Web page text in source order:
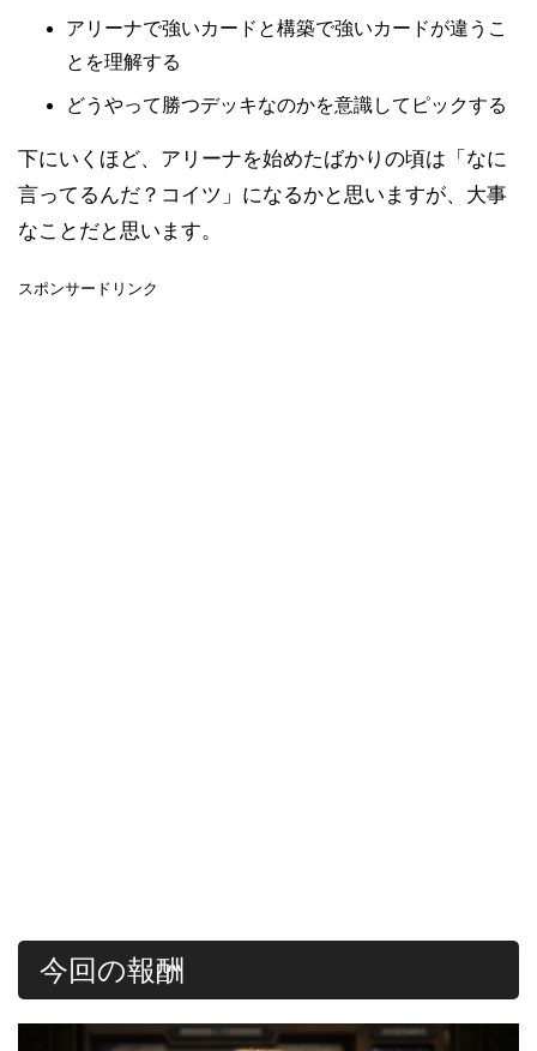
アリーナで強いカードと構築で強いカードが違うこ
とを理解する
どうやって勝つデッキなのかを意識してピックする
下にいくほど、アリーナを始めたばかりの頃は「なに
言ってるんだ？コイツ」になるかと思いますが、大事
なことだと思います。
スポンサードリンク
今回の報酬